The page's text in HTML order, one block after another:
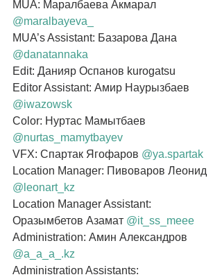
MUA: Маралбаева Акмарал
@maralbayeva_
MUA’s Assistant: Базарова Дана
@danatannaka
Edit: Данияр Оспанов kurogatsu
Editor Assistant: Амир Наурызбаев
@iwazowsk
Color: Нуртас Мамытбаев
@nurtas_mamytbayev
VFX: Спартак Ягофаров @ya.spartak
Location Manager: Пивоваров Леонид
@leonart_kz
Location Manager Assistant:
Оразымбетов Азамат @it_ss_meee
Administration: Амин Александров
@a_a_a_.kz
Administration Assistants: